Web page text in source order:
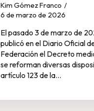
Kim Gómez Franco
6 de marzo de 2026
El pasado 3 de marzo de
publicó en el Diario Oficial
Federación el Decreto
se reforman diversas
artículo 123 de la…